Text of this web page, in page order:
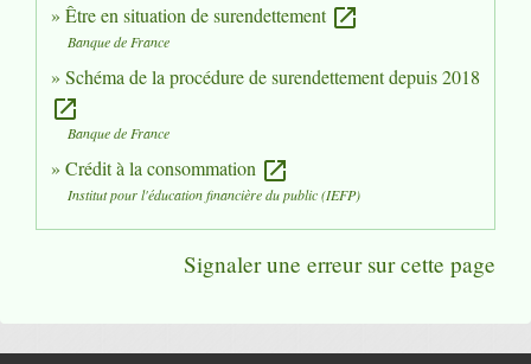
Être en situation de surendettement open_in_new
Banque de France
Schéma de la procédure de surendettement depuis 2018
open_in_new
Banque de France
Crédit à la consommation open_in_new
Institut pour l'éducation financière du public (IEFP)
Signaler une erreur sur cette page